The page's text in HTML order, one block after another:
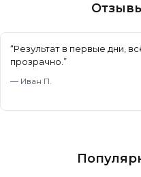
“Результат в первые дни,
прозрачно. ”
— Иван П.